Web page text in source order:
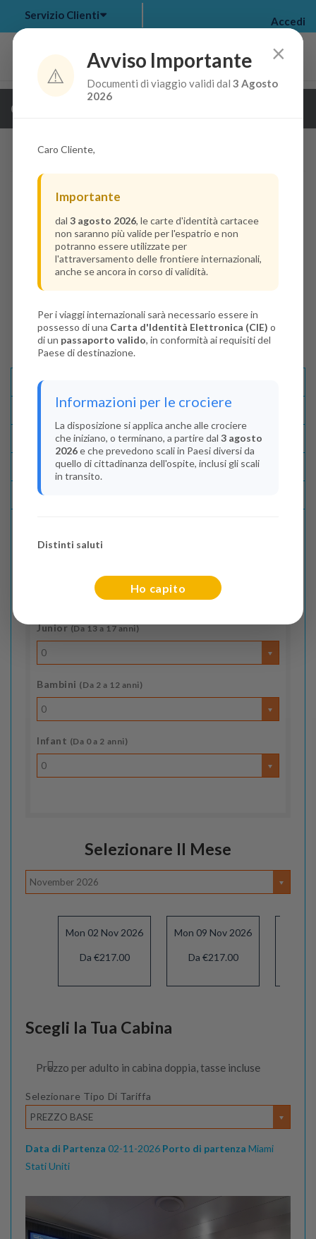
my bookings >
Servizio Clienti Accedi
Guarda i dettagli della crociera
Disponibilità
Condizioni
Recensioni
Indica il numero dei passeggeri
Junior(Da 13 a 17 anni)
0
Bambini (Da 2 a 12 anni)
0
Infant (Da 0 a 2 anni)
0
Selezionare Il Mese
November 2026
Mon 02 Nov 2026
Da €217.00
Mon 09 Nov 2026
Da €217.00
Scegli la Tua Cabina
Prezzo per adulto in cabina doppia, tasse incluse
Selezionare Tipo Di Tariffa
PREZZO BASE
Data di Partenza 02-11-2026 Porto di partenza Miami
Stati Uniti
×
⚠️
Avviso Importante
Documenti di viaggio validi dal3 Agosto
2026
Caro Cliente,
Importante
dal 3 agosto 2026, le carte d'identità cartacee
non saranno più valide per l'espatrio e non
potranno essere utilizzate per
l'attraversamento delle frontiere internazionali,
anche se ancora in corso di validità.
Per i viaggi internazionali sarà necessario essere in
possesso di una Carta d'Identità Elettronica (CIE) o
di un passaporto valido, in conformità ai requisiti del
Paese di destinazione.
Informazioni per le crociere
La disposizione si applica anche alle crociere
che iniziano, o terminano, a partire dal 3 agosto
2026e che prevedono scali in Paesi diversi da
quello di cittadinanza dell'ospite, inclusi gli scali
in transito.
Distinti saluti
Ho capito